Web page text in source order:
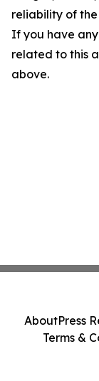
reliability of
If you have
related to this
above.
AboutPress
Terms &